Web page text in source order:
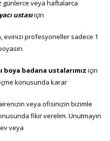
günlerce veya haftalarca
ustasıiçin
evinizi profesyoneller sadece 1
boya badana ustalarımız için
konusunda karar
veya ofisinizin bizimle
fikir verelim. Unutmayın
veya